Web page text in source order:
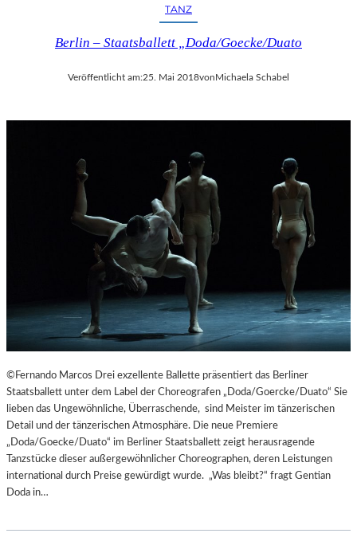
TANZ
Berlin – Staatsballett „Doda/Goecke/Duato
Veröffentlicht am:25. Mai 2018vonMichaela Schabel
©Fernando Marcos Drei exzellente Ballette präsentiert das Berliner
Staatsballett unter dem Label der Choreografen „Doda/Goercke/Duato“ Sie
lieben das Ungewöhnliche, Überraschende, sind Meister im tänzerischen
Detail und der tänzerischen Atmosphäre. Die neue Premiere
„Doda/Goecke/Duato“ im Berliner Staatsballett zeigt herausragende
Tanzstücke dieser außergewöhnlicher Choreographen, deren Leistungen
international durch Preise gewürdigt wurde. „Was bleibt?“ fragt Gentian
Doda in…